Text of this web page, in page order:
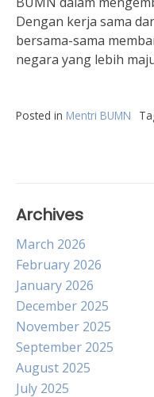
Dengan kerja sama
bersama-sama
negara yang lebih
Posted in Mentri BUMN
Archives
March 2026
February 2026
January 2026
December 2025
November 2025
September 2025
August 2025
July 2025